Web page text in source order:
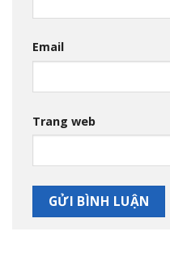
Email
Trang web